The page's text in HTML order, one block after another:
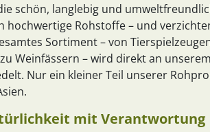
schön, langlebig und
hochwertige Rohstoffe – und
Sortiment – von
Weinfässern – wird direkt an
Nur ein kleiner Teil unserer
mit Verantwortung